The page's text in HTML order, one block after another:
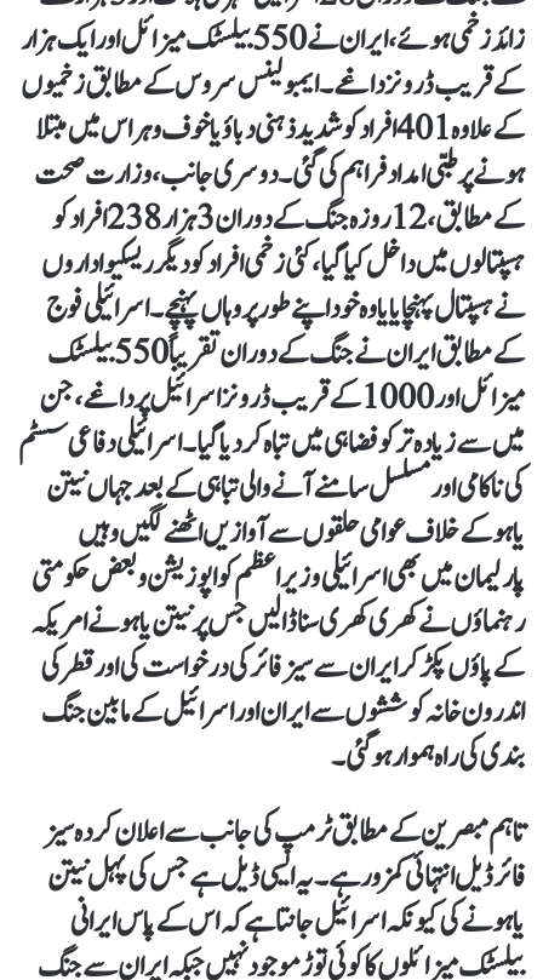
زائد زخمی ہوئے، ایران نے 550 بیلسٹک میزائل اور ایک ہزار
کے قریب ڈرونز داغے۔ایمبولینس سروس کے مطابق زخمیوں
کے علاوہ 401 افراد کو شدید ذہنی دباؤ یا خوف و ہراس میں مبتلا
ہونے پر طبی امداد فراہم کی گئی۔دوسری جانب، وزارت صحت
کے مطابق، 12 روزہ جنگ کے دوران 3 ہزار 238 افراد کو
ہسپتالوں میں داخل کیا گیا، کئی زخمی افراد کو دیگر ریسکیو اداروں
نے ہسپتال پہنچایا یا وہ خود اپنے طور پر وہاں پہنچے۔اسرائیلی فوج
کے مطابق ایران نے جنگ کے دوران تقریباً 550 بیلسٹک
میزائل اور 1000 کے قریب ڈرونز اسرائیل پر داغے، جن
میں سے زیادہ تر کو فضا ہی میں تباہ کر دیا گیا۔ اسرائیلی دفاعی سسٹم
کی ناکامی اور مسلسل سامنے آنے والی تباہی کے بعد جہاں نیتن
یاہو کے خلاف عوامی حلقوں سے آوازیں اٹھنے لگیں وہیں
پارلیمان میں بھی اسرائیلی وزیر اعظم کو اپوزیشن و بعض حکومتی
رہنماؤں نے کھری کھری سنا ڈالیں جس پر نیتن یاہو نے امریکہ
کے پاؤں پکڑ کر ایران سے سیز فائر کی درخواست کی اور قطر کی
اندرون خانہ کوششوں سے ایران اور اسرائیل کے مابین جنگ
بندی کی راہ ہموار ہو گئی۔
تاہم مبصرین کے مطابق ٹرمپ کی جانب سے اعلان کردہ سیز
فائر ڈیل انتہائی کمزور ہے۔ یہ ایسی ڈیل ہے جس کی پہل نیتن
یاہو نے کی کیونکہ اسرائیل جانتا ہے کہ اس کے پاس ایرانی
بیلسٹک میزائلوں کا کوئی توڑ موجود نہیں جبکہ ایران سے جنگ